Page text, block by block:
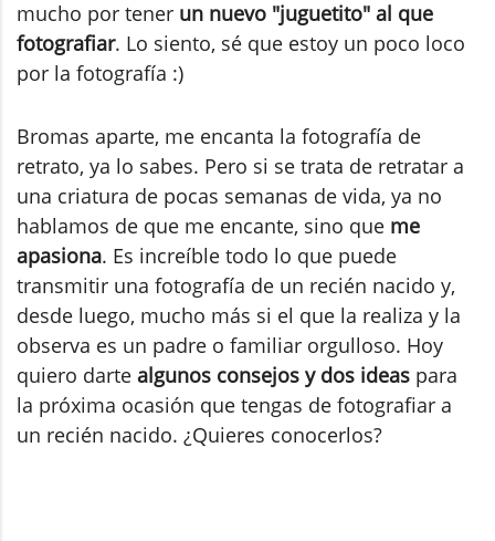
mucho por tener un nuevo "juguetito" al que
fotografiar. Lo siento, sé que estoy un poco loco
por la fotografía :)
Bromas aparte, me encanta la fotografía de
retrato, ya lo sabes. Pero si se trata de retratar a
una criatura de pocas semanas de vida, ya no
hablamos de que me encante, sino que me
apasiona. Es increíble todo lo que puede
transmitir una fotografía de un recién nacido y,
desde luego, mucho más si el que la realiza y la
observa es un padre o familiar orgulloso. Hoy
quiero darte algunos consejos y dos ideas para
la próxima ocasión que tengas de fotografiar a
un recién nacido. ¿Quieres conocerlos?